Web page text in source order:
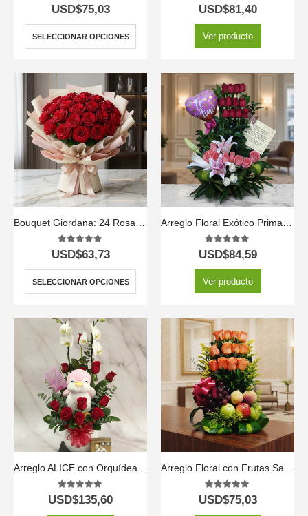
5.00out of 5
USD$75,03
SELECCIONAR OPCIONES
5.00out of 5
USD$81,40
Ver producto
Bouquet Giordana: 24 Rosas para una Ocasión Especial 🌹
5.00out of 5
USD$63,73
SELECCIONAR OPCIONES
Arreglo Floral Exótico Primaveral
5.00out of 5
USD$84,59
Ver producto
5.00out of 5
USD$135,60 5.00 out of 5
USD$75,03